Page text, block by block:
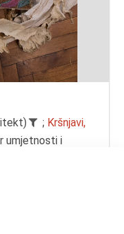
; Kršnjavi,
umjetnosti i